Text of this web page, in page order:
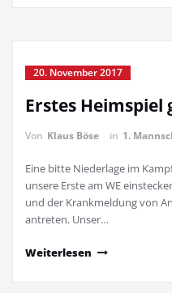
20. November 2017
Erstes Heimspiel
Von Klaus Böse in 1.
Eine bitte Niederlage im
unsere Erste am WE
und der Krankmeldung von
antreten. Unser…
Weiterlesen